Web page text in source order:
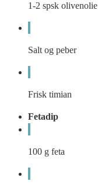
1-2 spsk olivenolie
Salt og peber
Frisk timian
Fetadip
100 g feta